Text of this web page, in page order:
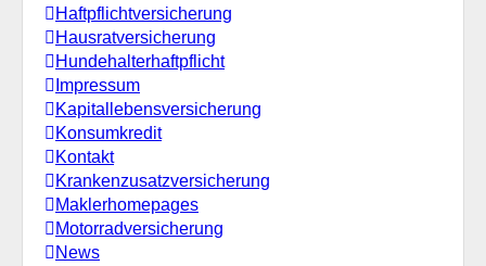
Haftpflichtversicherung
Hausratversicherung
Hundehalterhaftpflicht
Impressum
Kapitallebensversicherung
Konsumkredit
Kontakt
Krankenzusatzversicherung
Maklerhomepages
Motorradversicherung
News